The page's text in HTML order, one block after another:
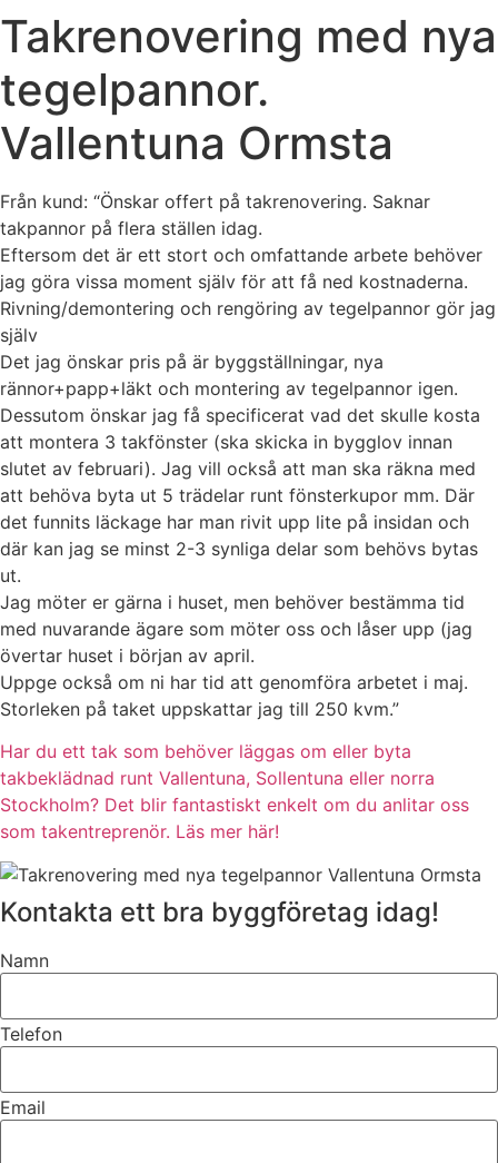
Takrenovering med nya
tegelpannor.
Vallentuna Ormsta
Från kund: “Önskar offert på takrenovering. Saknar
takpannor på flera ställen idag.
Eftersom det är ett stort och omfattande arbete behöver
jag göra vissa moment själv för att få ned kostnaderna.
Rivning/demontering och rengöring av tegelpannor gör jag
själv
Det jag önskar pris på är byggställningar, nya
rännor+papp+läkt och montering av tegelpannor igen.
Dessutom önskar jag få specificerat vad det skulle kosta
att montera 3 takfönster (ska skicka in bygglov innan
slutet av februari). Jag vill också att man ska räkna med
att behöva byta ut 5 trädelar runt fönsterkupor mm. Där
det funnits läckage har man rivit upp lite på insidan och
där kan jag se minst 2-3 synliga delar som behövs bytas
ut.
Jag möter er gärna i huset, men behöver bestämma tid
med nuvarande ägare som möter oss och låser upp (jag
övertar huset i början av april.
Uppge också om ni har tid att genomföra arbetet i maj.
Storleken på taket uppskattar jag till 250 kvm.”
Har du ett tak som behöver läggas om eller byta
takbeklädnad runt Vallentuna, Sollentuna eller norra
Stockholm? Det blir fantastiskt enkelt om du anlitar oss
som takentreprenör. Läs mer här!
Kontakta ett bra byggföretag idag!
Namn
Telefon
Email